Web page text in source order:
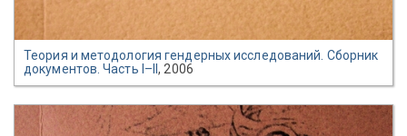
Теория и методология гендерных исследований. Сборник
документов. Часть I–II, 2006